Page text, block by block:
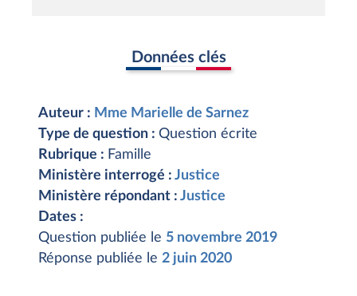
Données clés
Auteur : Mme Marielle de Sarnez
Type de question : Question écrite
Rubrique : Famille
Ministère interrogé : Justice
Ministère répondant : Justice
Dates :
Question publiée le 5 novembre 2019
Réponse publiée le 2 juin 2020